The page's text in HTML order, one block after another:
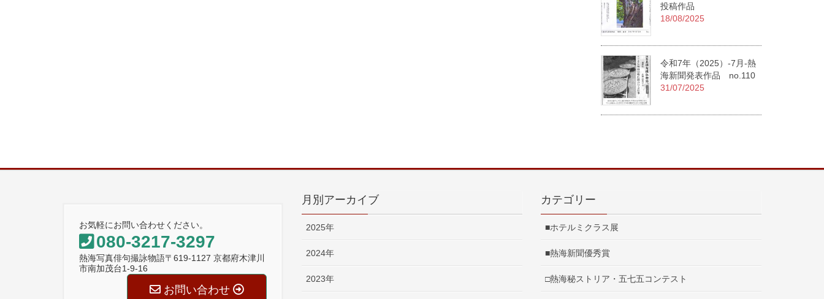
投稿作品
18/08/2025
令和7年（2025）-7月-熱
海新聞発表作品 no.110
31/07/2025
お気軽にお問い合わせください。
080-3217-3297
熱海写真俳句撮詠物語〒619-1127 京都府木津川
市南加茂台1-9-16
お問い合わせ
月別アーカイブ
2025年
2024年
2023年
カテゴリー
■ホテルミクラス展
■熱海新聞優秀賞
□熱海秘ストリア・五七五コンテスト